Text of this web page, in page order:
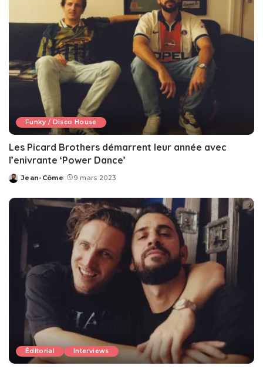
Funky / Disco House
Les Picard Brothers démarrent leur année avec
l’enivrante ‘Power Dance’
Posted
Jean-Côme 9 mars 2023
Éditorial Interviews